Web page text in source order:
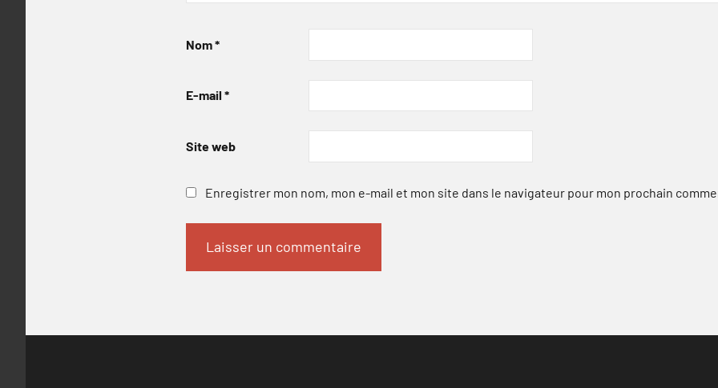
Nom*
E-mail *
Site web
Enregistrer mon nom, mon e-mail et mon site dans le navigateur pour mon prochain